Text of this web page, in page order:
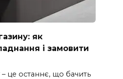
як
і замовити
це останнє, що бачить